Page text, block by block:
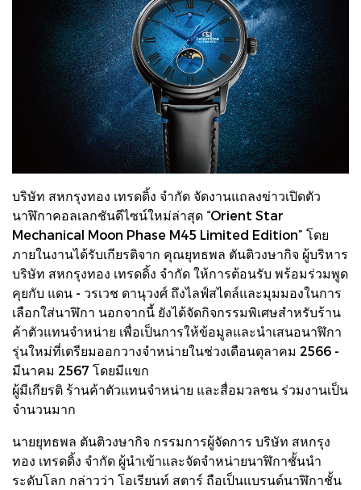
บริษัท สหกรุงทอง เทรดดิ้ง จำกัด จัดงานแถลงข่าวเปิดตัว
นาฬิกาคอลเลกชันดีไซน์ใหม่ล่าสุด “Orient Star
Mechanical Moon Phase M45 Limited Edition” โดย
ภายในงานได้รับเกียรติจาก คุณยุทธพล ตันติวงษากิจ ผู้บริหาร
บริษัท สหกรุงทอง เทรดดิ้ง จำกัด ให้การต้อนรับ พร้อมร่วมพูด
คุยกับ แดน - วรเวช ดานุวงศ์ ถึงไลฟ์สไตล์และมุมมองในการ
เลือกใส่นาฬิกา นอกจากนี้ ยังได้จัดกิจกรรมพิเศษสำหรับร้าน
ค้าตัวแทนจำหน่าย เพื่อเป็นการให้ข้อมูลและนำเสนอนาฬิกา
รุ่นใหม่ที่เตรียมออกวางจำหน่ายในช่วงเดือนตุลาคม 2566 -
มีนาคม 2567 โดยมีแขก
ผู้มีเกียรติ ร้านค้าตัวแทนจำหน่าย และสื่อมวลชน ร่วมงานเป็น
จำนวนมาก
นายยุทธพล ตันติวงษากิจ กรรมการผู้จัดการ บริษัท สหกรุง
ทอง เทรดดิ้ง จำกัด ผู้นำเข้าและจัดจำหน่ายนาฬิกาชั้นนำ
ระดับโลก กล่าวว่า โอเรียนท์ สตาร์ ถือเป็นแบรนด์นาฬิกาชั้น